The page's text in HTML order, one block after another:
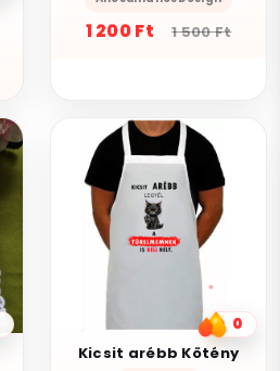
1 200 Ft 1 500 Ft
0
Kicsit arébb Kötény